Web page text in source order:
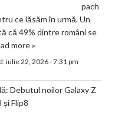
pach
ce lăsăm în urmă. Un
că 49% dintre români se
more »
iulie 22, 2026 - 7:31 pm
Debutul noilor Galaxy Z
și Flip8